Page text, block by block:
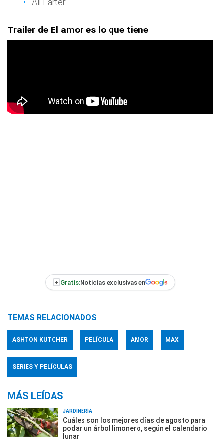
Ali Larter
Trailer de El amor es lo que tiene
+ Gratis:Noticias exclusivas en
TEMAS RELACIONADOS
ASHTON KUTCHER PELÍCULA AMOR MAX
SERIES Y PELÍCULAS
MÁS LEÍDAS
JARDINERÍA
Cuáles son los mejores días de agosto para
podar un árbol limonero, según el calendario
lunar